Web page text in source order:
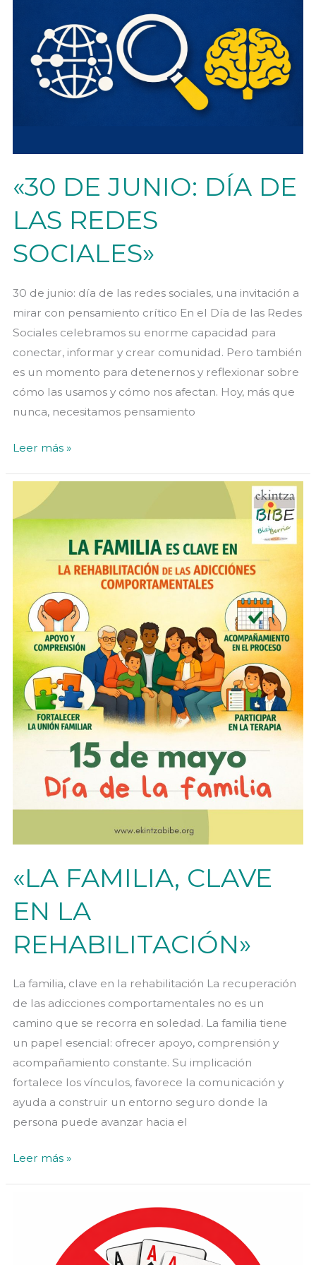
«30 DE JUNIO: DÍA DE
LAS REDES
SOCIALES»
30 de junio: día de las redes sociales, una invitación a
mirar con pensamiento crítico En el Día de las Redes
Sociales celebramos su enorme capacidad para
conectar, informar y crear comunidad. Pero también
es un momento para detenernos y reflexionar sobre
cómo las usamos y cómo nos afectan. Hoy, más que
nunca, necesitamos pensamiento
«30
DE
Leer más »
«LA FAMILIA, CLAVE
EN LA
REHABILITACIÓN»
La familia, clave en la rehabilitación La recuperación
de las adicciones comportamentales no es un
camino que se recorra en soledad. La familia tiene
un papel esencial: ofrecer apoyo, comprensión y
acompañamiento constante. Su implicación
fortalece los vínculos, favorece la comunicación y
ayuda a construir un entorno seguro donde la
persona puede avanzar hacia el
«LA
REHABILITACIÓN»
Leer más »